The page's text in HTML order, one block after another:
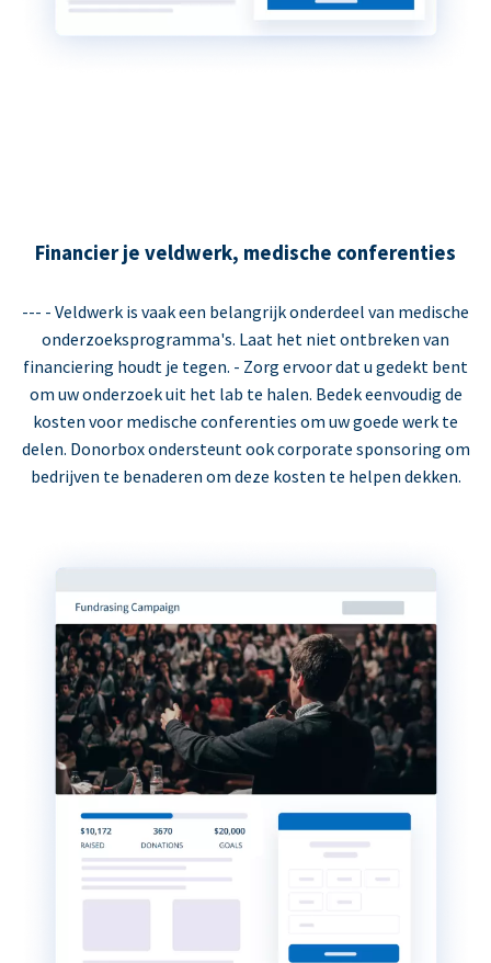
Financier je veldwerk, medische conferenties
--- - Veldwerk is vaak een belangrijk onderdeel van medische
onderzoeksprogramma's. Laat het niet ontbreken van
financiering houdt je tegen. - Zorg ervoor dat u gedekt bent
om uw onderzoek uit het lab te halen. Bedek eenvoudig de
kosten voor medische conferenties om uw goede werk te
delen. Donorbox ondersteunt ook corporate sponsoring om
bedrijven te benaderen om deze kosten te helpen dekken.